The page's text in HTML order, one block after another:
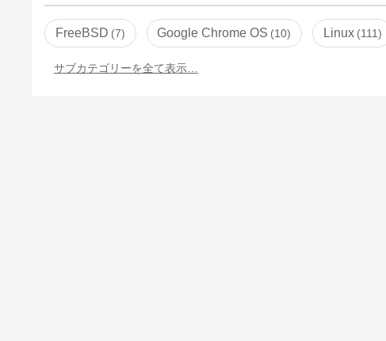
FreeBSD 7 Google Chrome OS 10 Linux 111
サブカテゴリーを全て表示…